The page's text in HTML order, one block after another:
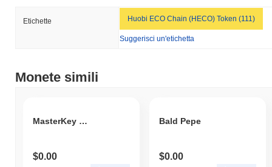
Etichette Huobi ECO Chain (HECO) Token (111)
Suggerisci un'etichetta
Monete simili
MasterKey Finance
$0.00
Bald Pepe
$0.00